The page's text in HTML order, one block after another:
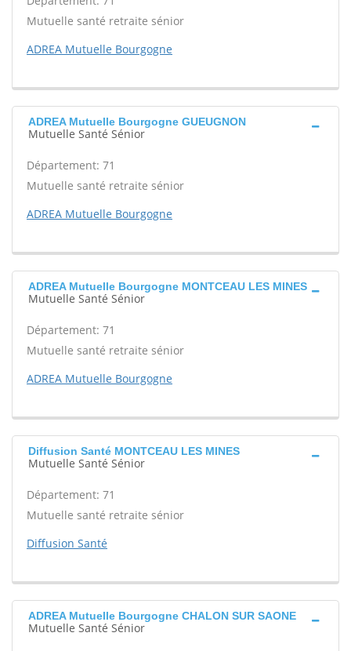
Mutuelle santé retraite sénior
ADREA Mutuelle Bourgogne
ADREA Mutuelle Bourgogne GUEUGNON
Mutuelle Santé Sénior
Département: 71
Mutuelle santé retraite sénior
ADREA Mutuelle Bourgogne
ADREA Mutuelle Bourgogne MONTCEAU LES MINES
Mutuelle Santé Sénior
Département: 71
Mutuelle santé retraite sénior
ADREA Mutuelle Bourgogne
Diffusion Santé MONTCEAU LES MINES
Mutuelle Santé Sénior
Département: 71
Mutuelle santé retraite sénior
Diffusion Santé
ADREA Mutuelle Bourgogne CHALON SUR SAONE
Mutuelle Santé Sénior